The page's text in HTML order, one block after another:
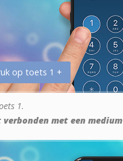
op toets 1 +
1.
met een medium